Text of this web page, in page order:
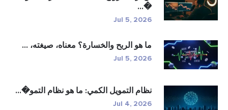
�...
Jul 5, 2026
ما هو الربح والخسارة؟ معناه، صيغته، ...
Jul 5, 2026
نظام التمويل الكمي: ما هو نظام التمو�...
Jul 4, 2026